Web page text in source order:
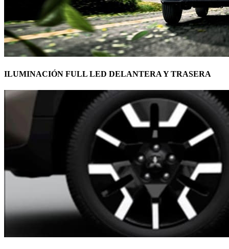
ILUMINACIÓN FULL LED DELANTERA Y TRASERA